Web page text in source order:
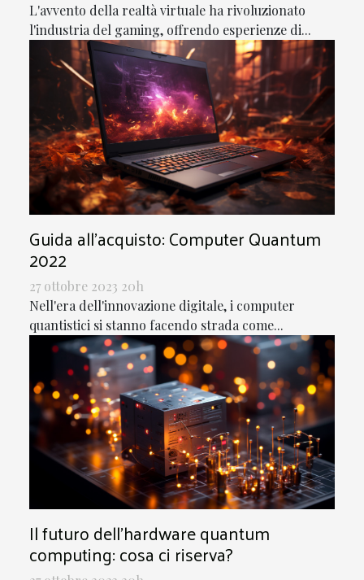
L'avvento della realtà virtuale ha rivoluzionato
l'industria del gaming, offrendo esperienze di...
Guida all'acquisto: Computer Quantum
2022
27 ottobre 2023 20h
Nell'era dell'innovazione digitale, i computer
quantistici si stanno facendo strada come...
Il futuro dell'hardware quantum
computing: cosa ci riserva?